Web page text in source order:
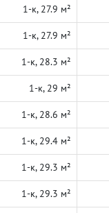
1-к, 27.9 м²
1-к, 27.9 м²
1-к, 28.3 м²
1-к, 29 м²
1-к, 28.6 м²
1-к, 29.4 м²
1-к, 29.3 м²
1-к, 29.3 м²